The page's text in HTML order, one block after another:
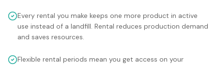
Every rental you make keeps one more product in active
use instead of a landfill. Rental reduces production demand
and saves resources.
Flexible rental periods mean you get access on your